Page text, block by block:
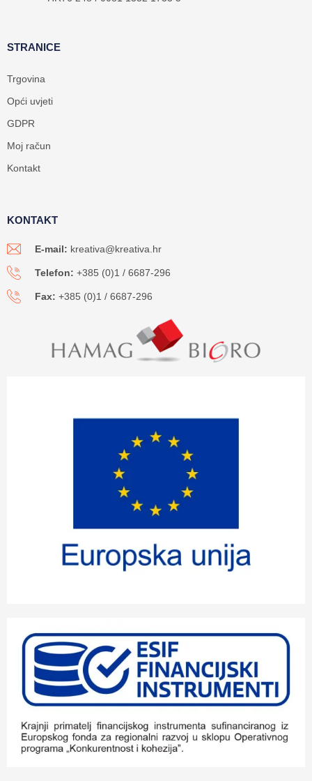
STRANICE
Trgovina
Opći uvjeti
GDPR
Moj račun
Kontakt
KONTAKT
E-mail: kreativa@kreativa.hr
Telefon: +385 (0)1 / 6687-296
Fax: +385 (0)1 / 6687-296